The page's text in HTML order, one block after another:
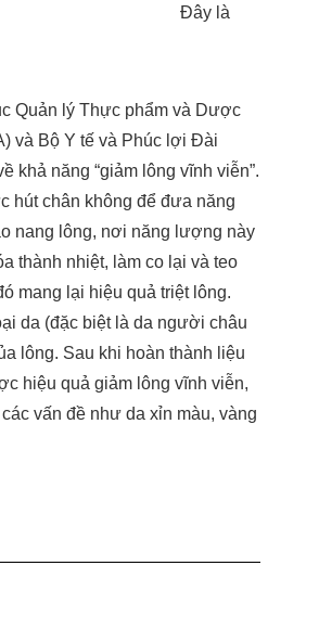
Đây là
Quản lý Thực phẩm và Dược
và Bộ Y tế và Phúc lợi Đài
khả năng “giảm lông vĩnh viễn”.
hút chân không để đưa năng
nang lông, nơi năng lượng này
thành nhiệt, làm co lại và teo
mang lại hiệu quả triệt lông.
da (đặc biệt là da người châu
lông. Sau khi hoàn thành liệu
hiệu quả giảm lông vĩnh viễn,
vấn đề như da xỉn màu, vàng